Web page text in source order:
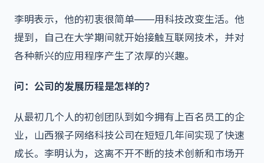
李明表示，他的初衷很简单——用科技改变生活。他
提到，自己在大学期间就开始接触互联网技术，并对
各种新兴的应用程序产生了浓厚的兴趣。
问：公司的发展历程是怎样的？
从最初几个人的初创团队到如今拥有上百名员工的企
业，山西猴子网络科技公司在短短几年间实现了快速
成长。李明认为，这离不开不断的技术创新和市场开